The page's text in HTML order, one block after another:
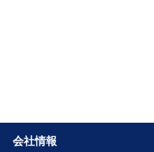
会社情報